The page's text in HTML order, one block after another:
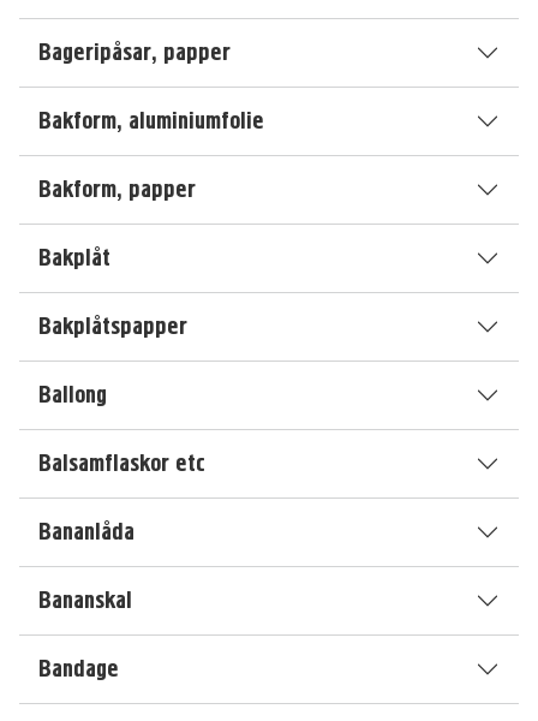
Bageripåsar, papper
Bakform, aluminiumfolie
Bakform, papper
Bakplåt
Bakplåtspapper
Ballong
Balsamflaskor etc
Bananlåda
Bananskal
Bandage